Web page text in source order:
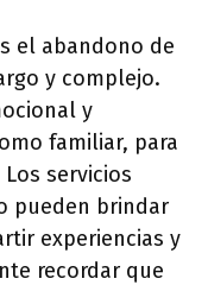
el abandono de
y complejo.
y
familiar, para
servicios
pueden brindar
experiencias y
recordar que